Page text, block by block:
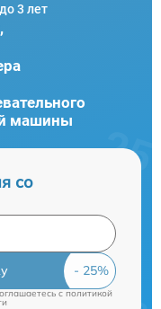
3 лет
машины
со
cполитикой